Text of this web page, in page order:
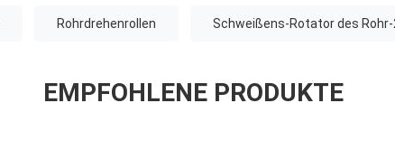
Rohrdrehenrollen Schweißens-Rotator des
EMPFOHLENE PRODUKTE